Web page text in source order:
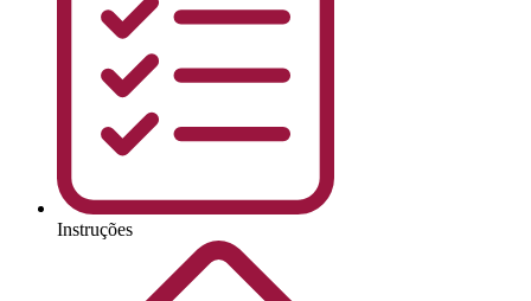
Instruções